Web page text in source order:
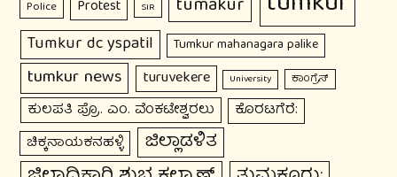
Police Protest SIR
Tumkur dc yspatil Tumkur mahanagara palike
tumkur news turuvekere University ಕಾಂಗ್ರೆಸ್
ಕುಲಪತಿ ಪ್ರೊ. ಎಂ. ವೆಂಕಟೇಶ್ವರಲು ಕೊರಟಗೆರೆ:
ಚಿಕ್ಕನಾಯಕನಹಳ್ಳಿ ಜಿಲ್ಲಾಡಳಿತ